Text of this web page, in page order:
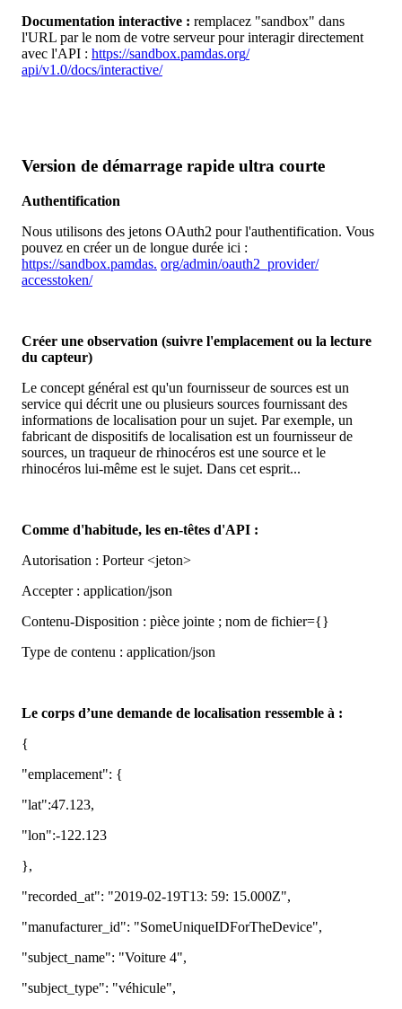
Documentation interactive : remplacez "sandbox" dans
l'URL par le nom de votre serveur pour interagir directement
avec l'API : https://sandbox.pamdas.org/
api/v1 .0/docs/interactive/
Version de démarrage rapide ultra courte
Authentification
Nous utilisons des jetons OAuth2 pour l'authentification. Vous
pouvez en créer un de longue durée ici :
https://sandbox.pamdas. org/admin/oauth2_provider/
accesstoken/
Créer une observation (suivre l'emplacement ou la lecture
du capteur)
Le concept général est qu'un fournisseur de sources est un
service qui décrit une ou plusieurs sources fournissant des
informations de localisation pour un sujet. Par exemple, un
fabricant de dispositifs de localisation est un fournisseur de
sources, un traqueur de rhinocéros est une source et le
rhinocéros lui-même est le sujet. Dans cet esprit...
Comme d'habitude, les en-têtes d'API :
Autorisation : Porteur <jeton>
Accepter : application/json
Contenu-Disposition : pièce jointe ; nom de fichier={}
Type de contenu : application/json
Le corps d’une demande de localisation ressemble à :
{
"emplacement": {
"lat":47.123,
"lon":-122.123
},
"recorded_at": "2019-02-19T13: 59: 15.000Z",
"manufacturer_id": "SomeUniqueIDForTheDevice",
"subject_name": "Voiture 4",
"subject_type": "véhicule",